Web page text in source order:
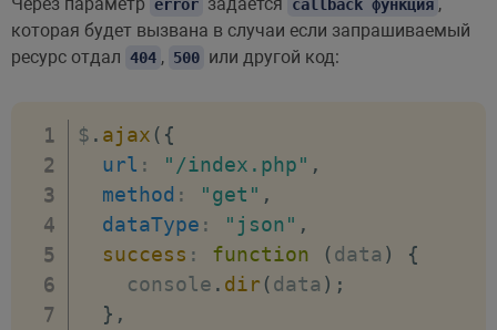
error callback функция
которая будет вызвана в случаи если запрашиваемый
ресурс отдал 404 , 500 или другой код:
$ . ajax ( {
url : "/index.php" ,
method : "get" ,
dataType : "json" ,
success : function (data )
{
    console
. dir (data ) ;
} ,